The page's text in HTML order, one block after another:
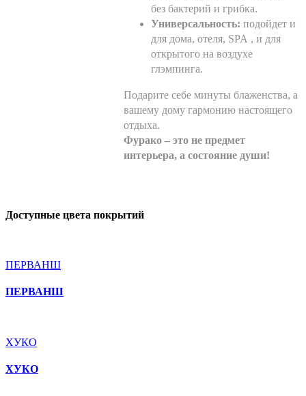
без бактерий и грибка.
Универсальность: подойдет и
для дома, отеля, SPA , и для
открытого на воздухе
глэмпинга.
Подарите себе минуты блаженства, а
вашему дому гармонию настоящего
отдыха.
Фурако – это не предмет
интерьера, а состояние души!
Доступные цвета покрытий
ПЕРВАНШ
ПЕРВАНШ
ХУКО
ХУКО